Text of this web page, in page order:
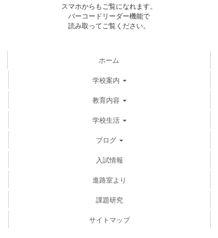
スマホからもご覧になれます。
バーコードリーダー機能で
読み取ってご覧ください。
ホーム
学校案内
教育内容
学校生活
ブログ
入試情報
進路室より
課題研究
サイトマップ